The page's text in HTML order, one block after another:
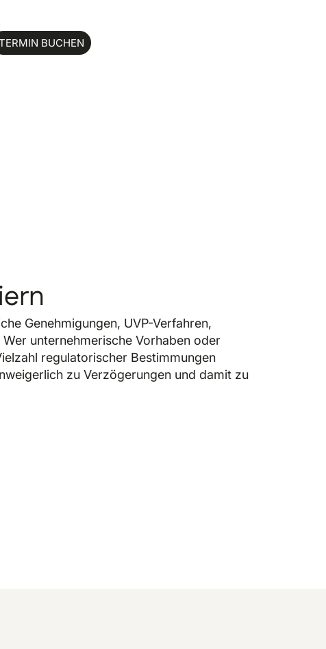
BUCHEN
Genehmigungen, UVP-Verfahren,
unternehmerische Vorhaben oder
regulatorischer Bestimmungen
zu Verzögerungen und damit zu